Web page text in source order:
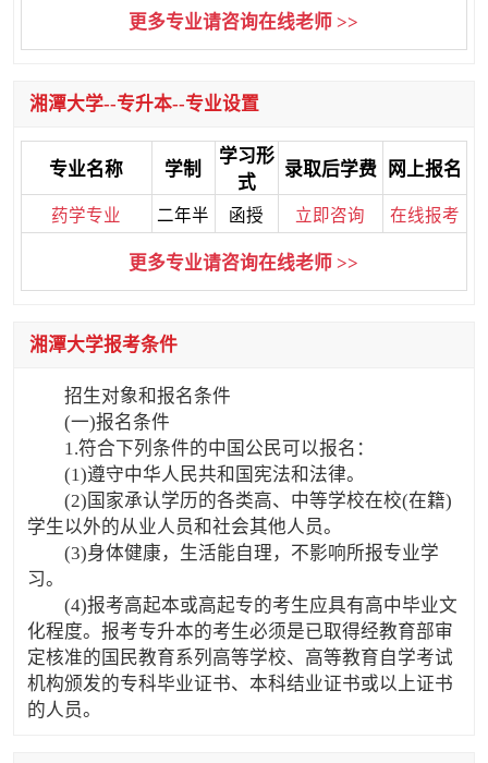
更多专业请咨询在线老师 >>
湘潭大学--专升本--专业设置
专业名称 学制
学习形
式
录取后学费 网上报名
药学专业 二年半 函授 立即咨询 在线报考
更多专业请咨询在线老师 >>
湘潭大学报考条件
招生对象和报名条件
(一)报名条件
1.符合下列条件的中国公民可以报名：
(1)遵守中华人民共和国宪法和法律。
(2)国家承认学历的各类高、中等学校在校(在籍)
学生以外的从业人员和社会其他人员。
(3)身体健康，生活能自理，不影响所报专业学
习。
(4)报考高起本或高起专的考生应具有高中毕业文
化程度。报考专升本的考生必须是已取得经教育部审
定核准的国民教育系列高等学校、高等教育自学考试
机构颁发的专科毕业证书、本科结业证书或以上证书
的人员。